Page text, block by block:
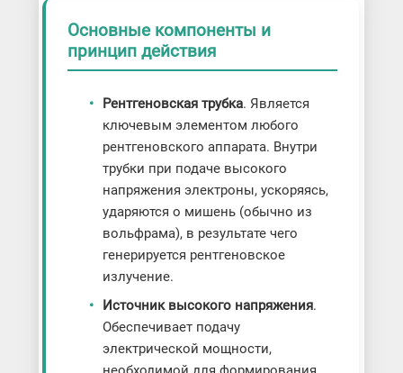
Основные компоненты и
принцип действия
Рентгеновская трубка. Является
ключевым элементом любого
рентгеновского аппарата. Внутри
трубки при подаче высокого
напряжения электроны, ускоряясь,
ударяются о мишень (обычно из
вольфрама), в результате чего
генерируется рентгеновское
излучение.
Источник высокого напряжения.
Обеспечивает подачу
электрической мощности,